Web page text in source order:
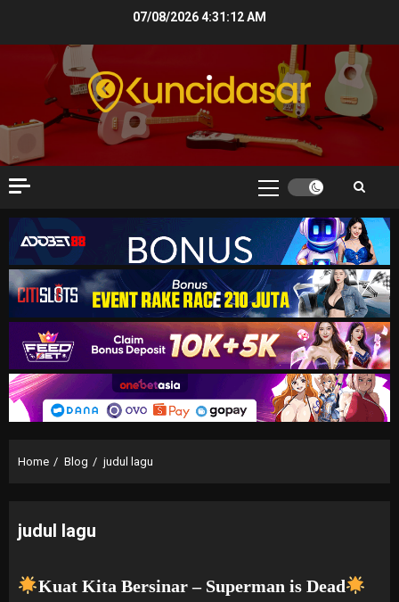
07/08/20264:31:13 AM
Primary
Home Blog judul lagu
judul lagu
Kuat Kita Bersinar – Superman is Dead